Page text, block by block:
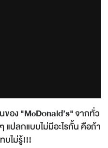
ของ"McDonald’s"จากทั่ว
ปลกแบบไม่มีอะไรกั้น คือถ้า
บไม่รู้!!!